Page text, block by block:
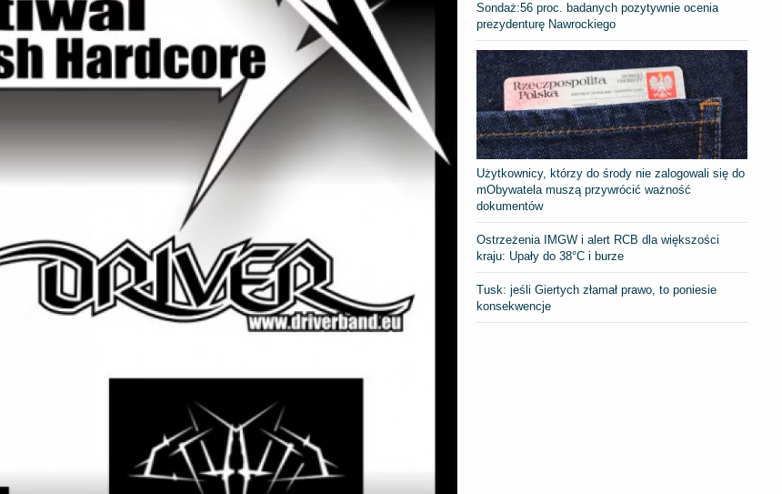
​Sondaż:56 proc. badanych pozytywnie ocenia
prezydenturę Nawrockiego
Użytkownicy, którzy do środy nie zalogowali się do
mObywatela muszą przywrócić ważność
dokumentów
Ostrzeżenia IMGW i alert RCB dla większości
kraju: Upały do 38°C i burze
Tusk: jeśli Giertych złamał prawo, to poniesie
konsekwencje